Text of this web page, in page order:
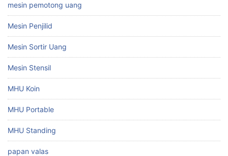
mesin pemotong uang
Mesin Penjilid
Mesin Sortir Uang
Mesin Stensil
MHU Koin
MHU Portable
MHU Standing
papan valas